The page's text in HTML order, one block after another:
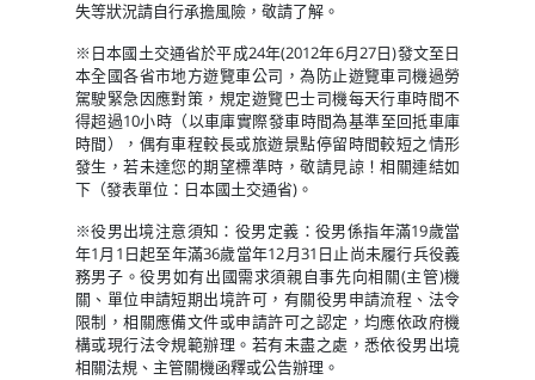
失等狀況請自行承擔風險，敬請了解。
※日本國土交通省於平成24年(2012年6月27日)發文至日
本全國各省市地方遊覽車公司，為防止遊覽車司機過勞
駕駛緊急因應對策，規定遊覽巴士司機每天行車時間不
得超過10小時（以車庫實際發車時間為基準至回抵車庫
時間），偶有車程較長或旅遊景點停留時間較短之情形
發生，若未達您的期望標準時，敬請見諒！相關連結如
下（發表單位：日本國土交通省)。
※役男出境注意須知：役男定義：役男係指年滿19歲當
年1月1日起至年滿36歲當年12月31日止尚未履行兵役義
務男子。役男如有出國需求須親自事先向相關(主管)機
關、單位申請短期出境許可，有關役男申請流程、法令
限制，相關應備文件或申請許可之認定，均應依政府機
構或現行法令規範辦理。若有未盡之處，悉依役男出境
相關法規、主管關機函釋或公告辦理。